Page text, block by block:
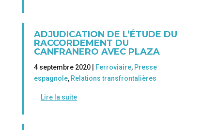
ADJUDICATION DE L’ÉTUDE DU
RACCORDEMENT DU
CANFRANERO AVEC PLAZA
4 septembre 2020 | Ferroviaire, Presse
espagnole, Relations transfrontalières
Lire la suite